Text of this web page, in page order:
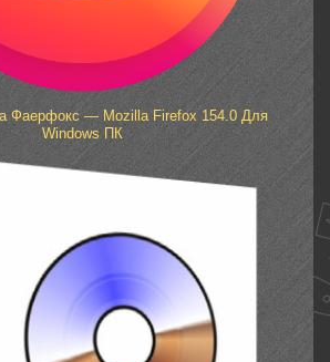
Фаерфокс — Mozilla Firefox 154.0 Для
Windows ПК